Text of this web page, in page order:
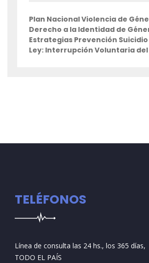
Plan Nacional Violencia de
Derecho a la Identidad de
Estrategias Prevención Suicidio
Ley: Interrupción Voluntaria del
TELÉFONOS
Línea de consulta las 24 hs., los 365 días,
TODO EL PAÍS